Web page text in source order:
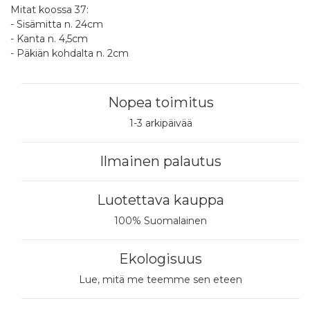
Mitat koossa 37:
- Sisämitta n. 24cm
- Kanta n. 4,5cm
- Päkiän kohdalta n. 2cm
Nopea toimitus
1-3 arkipäivää
Ilmainen palautus
Luotettava kauppa
100% Suomalainen
Ekologisuus
Lue, mitä me teemme sen eteen